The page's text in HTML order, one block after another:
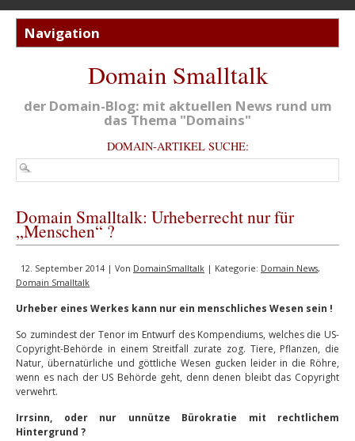
Domain Smalltalk
der Domain-Blog: mit aktuellen News rund um
das Thema "Domains"
DOMAIN-ARTIKEL SUCHE:
Domain Smalltalk: Urheberrecht nur für
„Menschen“ ?
12. September 2014 | Von DomainSmalltalk | Kategorie: Domain News,
Domain Smalltalk
Urheber eines Werkes kann nur ein menschliches Wesen sein !
So zumindest der Tenor im Entwurf des Kompendiums, welches die US-
Copyright-Behörde in einem Streitfall zurate zog. Tiere, Pflanzen, die
Natur, übernatürliche und göttliche Wesen gucken leider in die Röhre,
wenn es nach der US Behörde geht, denn denen bleibt das Copyright
verwehrt.
Irrsinn, oder nur unnütze Bürokratie mit rechtlichem
Hintergrund ?